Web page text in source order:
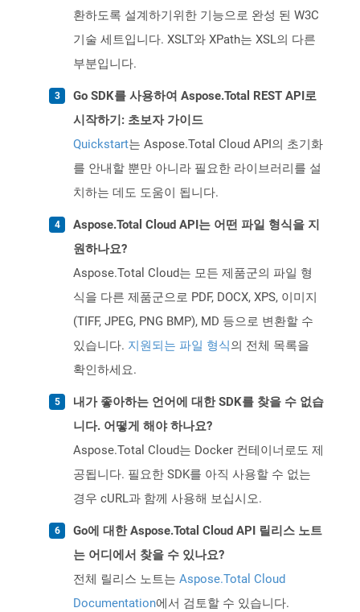
환하도록 설계하기위한 기능으로 완성 된 W3C
기술 세트입니다. XSLT와 XPath는 XSL의 다른
부분입니다.
Go SDK를 사용하여 Aspose.Total REST API로
시작하기: 초보자 가이드
Quickstart는 Aspose.Total Cloud API의 초기화
를 안내할 뿐만 아니라 필요한 라이브러리를 설
치하는 데도 도움이 됩니다.
Aspose.Total Cloud API는 어떤 파일 형식을 지
원하나요?
Aspose.Total Cloud는 모든 제품군의 파일 형
식을 다른 제품군으로 PDF, DOCX, XPS, 이미지
(TIFF, JPEG, PNG BMP), MD 등으로 변환할 수
있습니다. 지원되는 파일 형식의 전체 목록을
확인하세요.
내가 좋아하는 언어에 대한 SDK를 찾을 수 없습
니다. 어떻게 해야 하나요?
Aspose.Total Cloud는 Docker 컨테이너로도 제
공됩니다. 필요한 SDK를 아직 사용할 수 없는
경우 cURL과 함께 사용해 보십시오.
Go에 대한 Aspose.Total Cloud API 릴리스 노트
는 어디에서 찾을 수 있나요?
전체 릴리스 노트는 Aspose.Total Cloud
Documentation에서 검토할 수 있습니다.